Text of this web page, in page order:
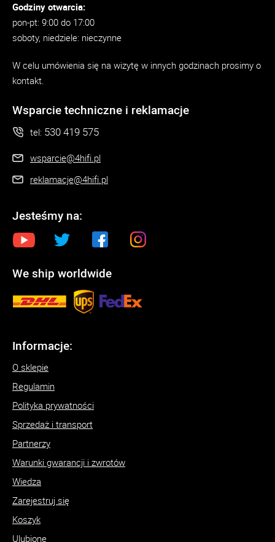
Godziny otwarcia:
pon-pt: 9:00 do 17:00
soboty, niedziele: nieczynne
W celu umówienia się na wizytę w innych godzinach prosimy o
kontakt.
Wsparcie techniczne i reklamacje
tel: 530 419 575
wsparcie@4hifi.pl
reklamacje@4hifi.pl
Jesteśmy na:
We ship worldwide
Informacje:
O sklepie
Regulamin
Polityka prywatności
Sprzedaż i transport
Partnerzy
Warunki gwarancji i zwrotów
Wiedza
Zarejestruj się
Koszyk
Ulubione